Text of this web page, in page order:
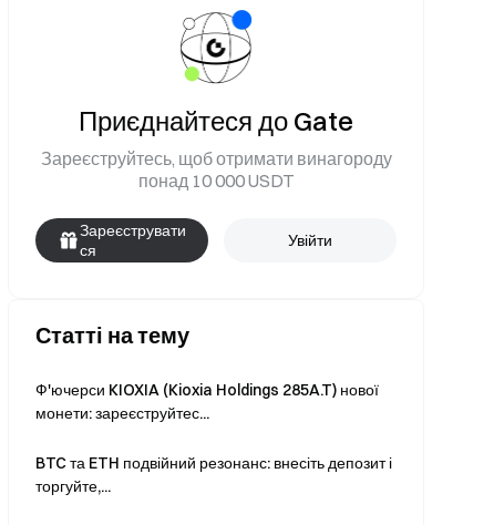
Приєднайтеся до Gate
Зареєструйтесь, щоб отримати винагороду
понад 10 000 USDT
Зареєструвати
ся
Увійти
Статті на тему
Ф'ючерси KIOXIA (Kioxia Holdings 285A.T) нової
монети: зареєструйтес...
BTC та ETH подвійний резонанс: внесіть депозит і
торгуйте,...